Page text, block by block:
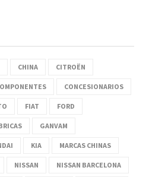
CHINA CITROËN
CONCESIONARIOS
FIAT FORD
GANVAM
KIA MARCAS CHINAS
NISSAN NISSAN BARCELONA